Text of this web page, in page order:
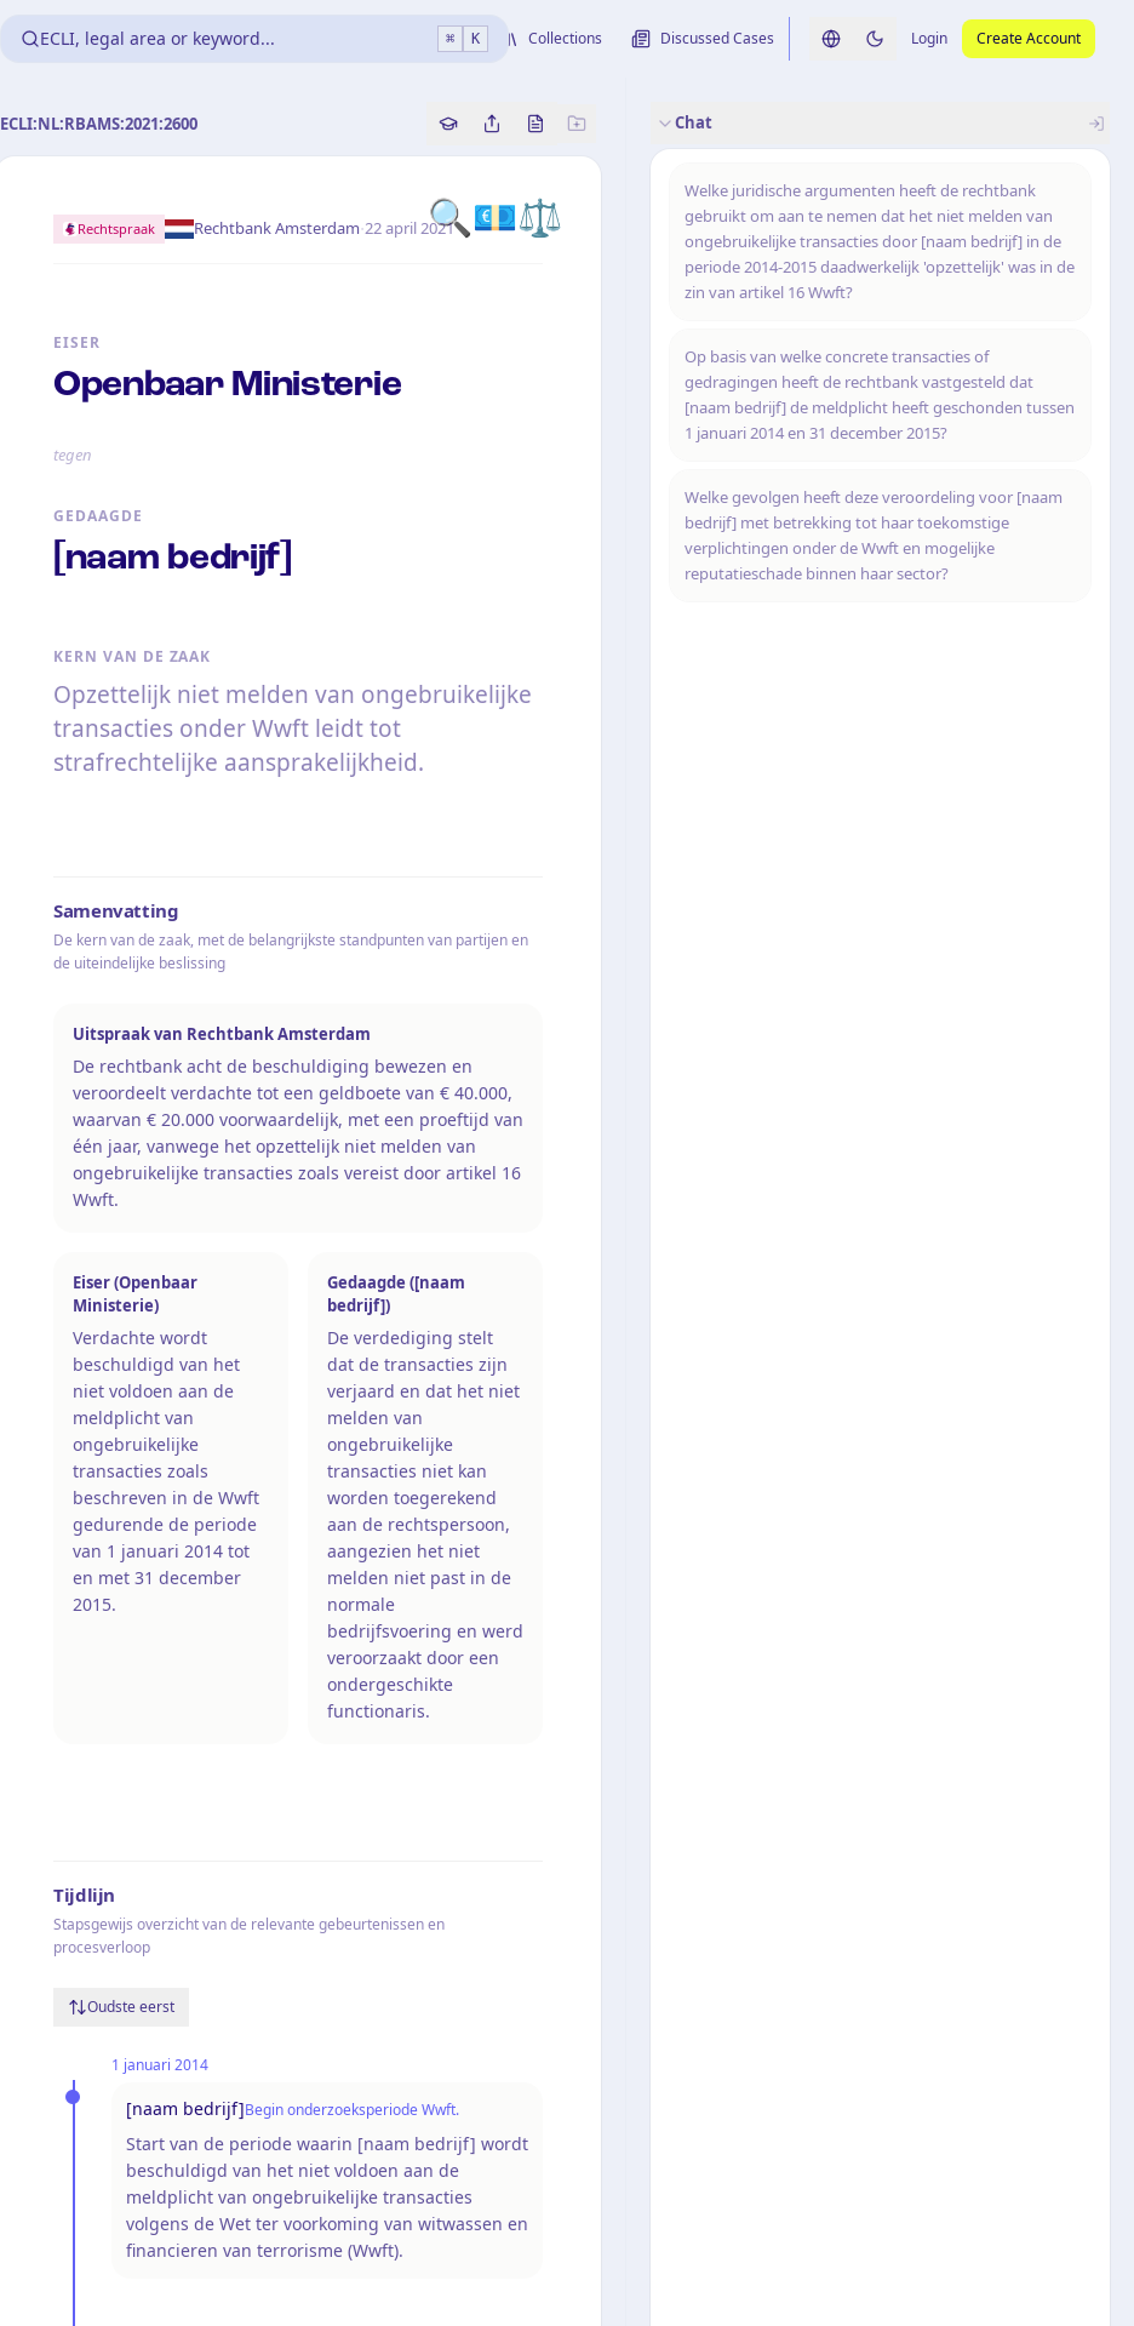
ECLI, legal area or keyword... ⌘ K Collections Discussed Cases Switch language
Switch to dark theme
Login Create Account
ECLI:NL:RBAMS:2021:2600 Copy source reference
Share this analysis
Bekijk originele uitspraak
🔍💶⚖️
Rechtspraak Rechtbank Amsterdam·22 april 2021
EISER
Openbaar Ministerie
tegen
GEDAAGDE
[naam bedrijf]
KERN VAN DE ZAAK
Opzettelijk niet melden van ongebruikelijke
transacties onder Wwft leidt tot
strafrechtelijke aansprakelijkheid.
Samenvatting
De kern van de zaak, met de belangrijkste standpunten van partijen en
de uiteindelijke beslissing
Uitspraak van Rechtbank Amsterdam
De rechtbank acht de beschuldiging bewezen en
veroordeelt verdachte tot een geldboete van € 40.000,
waarvan € 20.000 voorwaardelijk, met een proeftijd van
één jaar, vanwege het opzettelijk niet melden van
ongebruikelijke transacties zoals vereist door artikel 16
Wwft.
Eiser (Openbaar
Ministerie)
Verdachte wordt
beschuldigd van het
niet voldoen aan de
meldplicht van
ongebruikelijke
transacties zoals
beschreven in de Wwft
gedurende de periode
van 1 januari 2014 tot
en met 31 december
2015.
Gedaagde ([naam
bedrijf])
De verdediging stelt
dat de transacties zijn
verjaard en dat het niet
melden van
ongebruikelijke
transacties niet kan
worden toegerekend
aan de rechtspersoon,
aangezien het niet
melden niet past in de
normale
bedrijfsvoering en werd
veroorzaakt door een
ondergeschikte
functionaris.
Tijdlijn
Stapsgewijs overzicht van de relevante gebeurtenissen en
procesverloop
Oudste eerst
1 januari 2014
[naam bedrijf]Begin onderzoeksperiode Wwft.
Start van de periode waarin [naam bedrijf] wordt
beschuldigd van het niet voldoen aan de
meldplicht van ongebruikelijke transacties
volgens de Wet ter voorkoming van witwassen en
financieren van terrorisme (Wwft).
Chat
Welke juridische argumenten heeft de rechtbank
gebruikt om aan te nemen dat het niet melden van
ongebruikelijke transacties door [naam bedrijf] in de
periode 2014-2015 daadwerkelijk 'opzettelijk' was in de
zin van artikel 16 Wwft?
Op basis van welke concrete transacties of
gedragingen heeft de rechtbank vastgesteld dat
[naam bedrijf] de meldplicht heeft geschonden tussen
1 januari 2014 en 31 december 2015?
Welke gevolgen heeft deze veroordeling voor [naam
bedrijf] met betrekking tot haar toekomstige
verplichtingen onder de Wwft en mogelijke
reputatieschade binnen haar sector?